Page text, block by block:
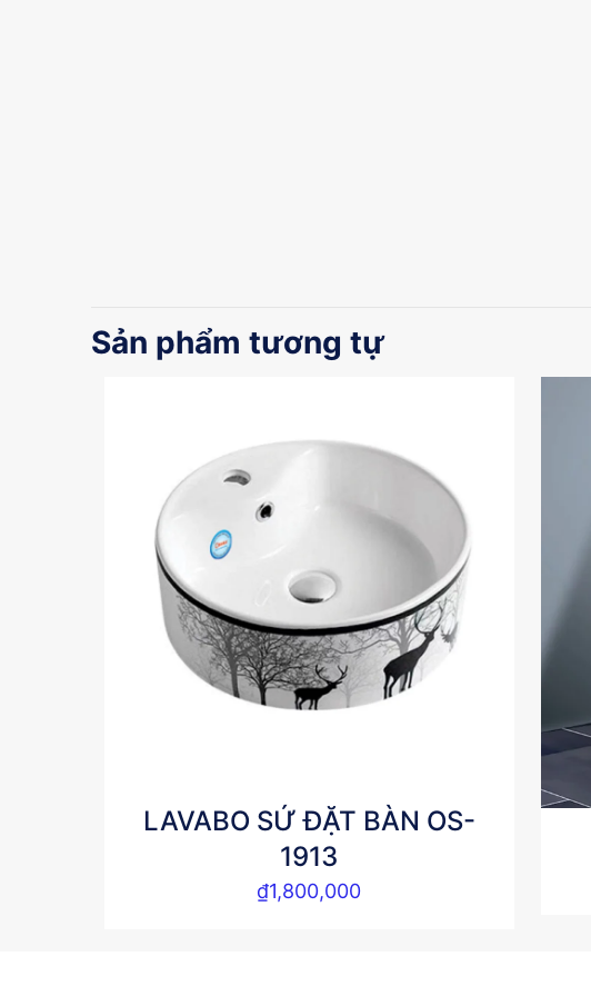
Sản phẩm tương tự
LAVABO SỨ ĐẶT BÀN OS-
1913
₫1,800,000